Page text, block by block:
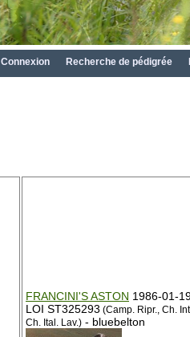
Connexion Recherche de pédigrée
FRANCINI'S ASTON 1986-01-
LOI ST325293 (Camp. Ripr., Ch.
Ch. Ital. Lav.) - bluebelton